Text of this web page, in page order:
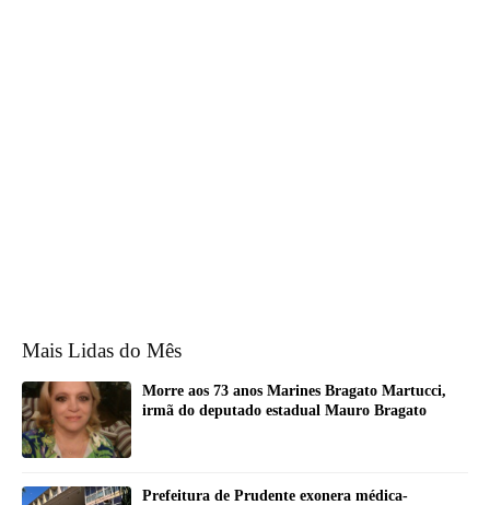
Mais Lidas do Mês
Morre aos 73 anos Marines Bragato Martucci,
irmã do deputado estadual Mauro Bragato
Prefeitura de Prudente exonera médica-